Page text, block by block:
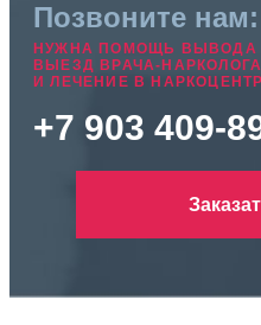
Позвоните нам:
НУЖНА ПОМОЩЬ ВЫВОДА
ВЫЕЗД ВРАЧА-
И ЛЕЧЕНИЕ В
+7 903 409-